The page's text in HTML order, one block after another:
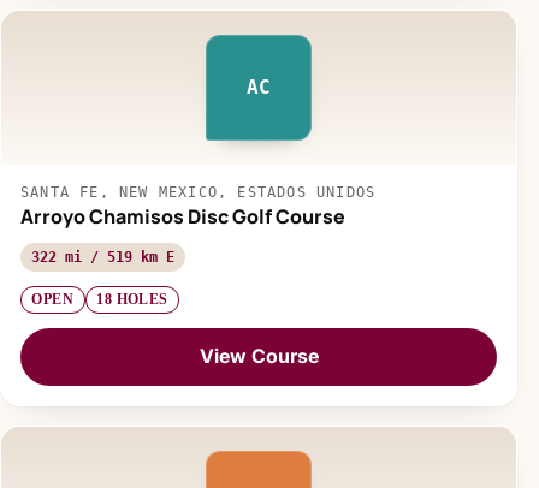
AC
SANTA FE, NEW MEXICO, ESTADOS UNIDOS
Arroyo Chamisos Disc Golf Course
322 mi / 519 km E
OPEN 18 HOLES
View Course